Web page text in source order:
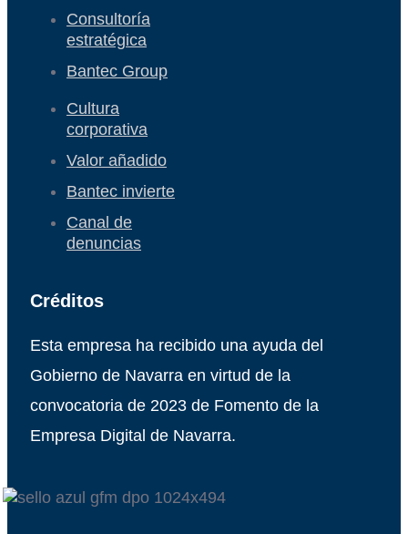
Consultoría
estratégica
Bantec Group
Cultura
corporativa
Valor añadido
Bantec invierte
Canal de
denuncias
Créditos
Esta empresa ha recibido una ayuda del
Gobierno de Navarra en virtud de la
convocatoria de 2023 de Fomento de la
Empresa Digital de Navarra.